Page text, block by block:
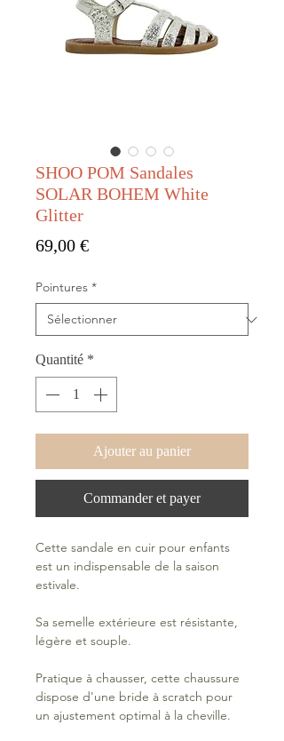
SHOO POM Sandales
SOLAR BOHEM White
Glitter
69,00 €Prix
Pointures *
Quantité *
Ajouter au panier
Commander et payer
Cette sandale en cuir pour enfants
est un indispensable de la saison
estivale.
Sa semelle extérieure est résistante,
légère et souple.
Pratique à chausser, cette chaussure
dispose d'une bride à scratch pour
un ajustement optimal à la cheville.